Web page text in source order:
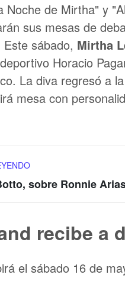
Noche de Mirtha" y
sus mesas de
sábado, Mirtha
Horacio
La diva regresó a
mesa con
sobre Ronnie
recibe a
el sábado 16 de